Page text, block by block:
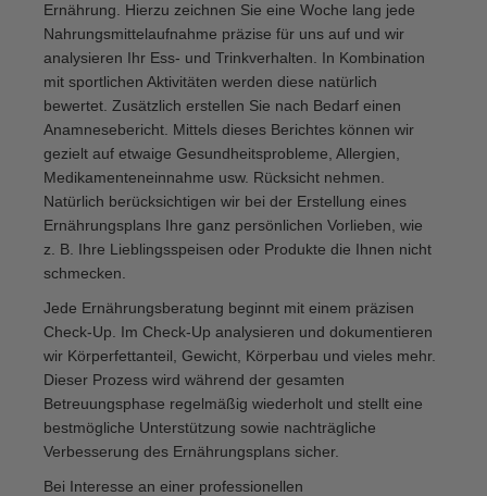
Ernährung. Hierzu zeichnen Sie eine Woche lang jede
Nahrungsmittelaufnahme präzise für uns auf und wir
analysieren Ihr Ess- und Trinkverhalten. In Kombination
mit sportlichen Aktivitäten werden diese natürlich
bewertet. Zusätzlich erstellen Sie nach Bedarf einen
Anamnesebericht. Mittels dieses Berichtes können wir
gezielt auf etwaige Gesundheitsprobleme, Allergien,
Medikamenteneinnahme usw. Rücksicht nehmen.
Natürlich berücksichtigen wir bei der Erstellung eines
Ernährungsplans Ihre ganz persönlichen Vorlieben, wie
z. B. Ihre Lieblingsspeisen oder Produkte die Ihnen nicht
schmecken.
Jede Ernährungsberatung beginnt mit einem präzisen
Check-Up. Im Check-Up analysieren und dokumentieren
wir Körperfettanteil, Gewicht, Körperbau und vieles mehr.
Dieser Prozess wird während der gesamten
Betreuungsphase regelmäßig wiederholt und stellt eine
bestmögliche Unterstützung sowie nachträgliche
Verbesserung des Ernährungsplans sicher.
Bei Interesse an einer professionellen